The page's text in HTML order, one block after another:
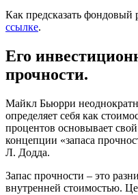
Как предсказать фондовый
ссылке.
Его
прочности.
Майкл Бьюрри
определяет себя как
процентов основывает
концепции «запаса
Л. Додда.
Запас прочности – это
внутренней стоимостью.